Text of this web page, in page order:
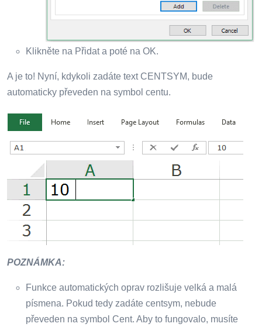
Klikněte na Přidat a poté na OK.
A je to! Nyní, kdykoli zadáte text CENTSYM, bude
automaticky převeden na symbol centu.
POZNÁMKA:
Funkce automatických oprav rozlišuje velká a malá
písmena. Pokud tedy zadáte centsym, nebude
převeden na symbol Cent. Aby to fungovalo, musíte